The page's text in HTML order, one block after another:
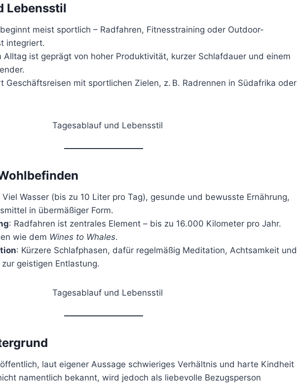
Lebensstil
meist sportlich – Radfahren, Fitnesstraining oder Outdoor-
integriert.
Alltag ist geprägt von hoher Produktivität, kurzer Schlafdauer und einem
Geschäftsreisen mit sportlichen Zielen, z. B. Radrennen in Südafrika oder
Viel Wasser (bis zu 10 Liter pro Tag), gesunde und bewusste Ernährung,
in übermäßiger Form.
: Radfahren ist zentrales Element – bis zu 16.000 Kilometer pro Jahr.
wie dem Wines to Whales.
: Kürzere Schlafphasen, dafür regelmäßig Meditation, Achtsamkeit und
geistigen Entlastung.
laut eigener Aussage schwieriges Verhältnis und harte Kindheit
namentlich bekannt, wird jedoch als liebevolle Bezugsperson